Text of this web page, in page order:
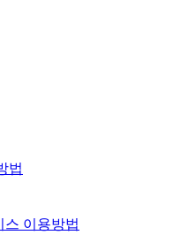
법
스 이용방법